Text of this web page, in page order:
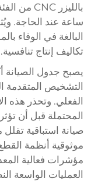
ساعة عند الحاجة.
البالغة في الوفاء
تكاليف إنتاج تنافسية.
يصبح جدول الصيانة
التشخيص المتقدمة
الفعلي. وتحذر هذه
المحتملة قبل أن
صيانة استباقية
موثوقية أنظمة
مؤشرات فعالية
العمليات الواسعة